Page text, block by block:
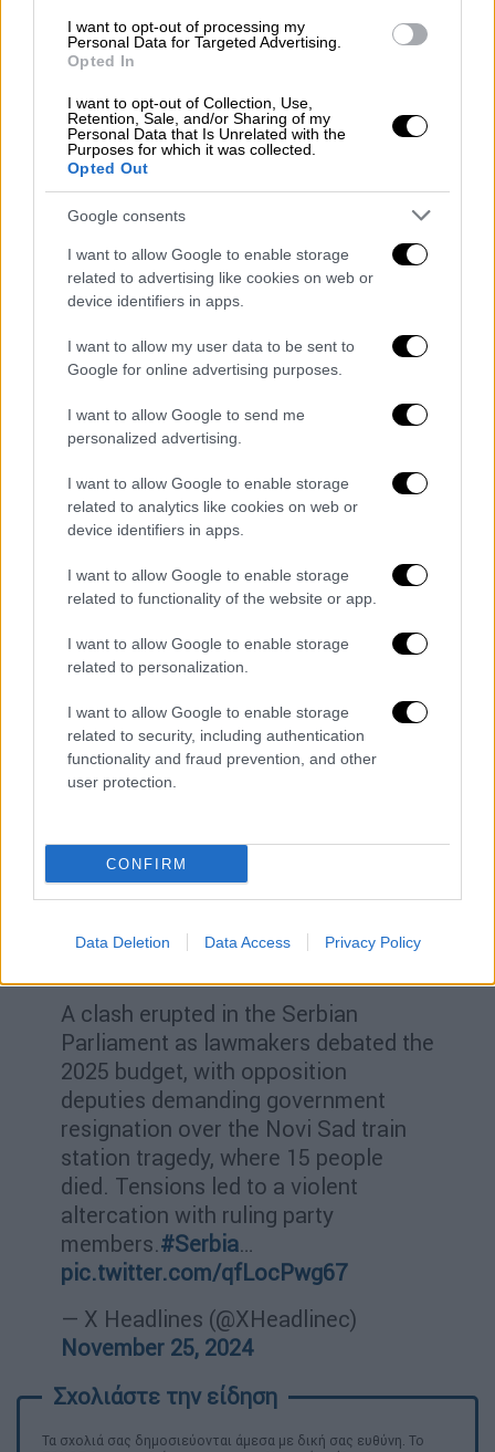
I want to opt-out of processing my
Personal Data for Targeted Advertising.
Opted In
I want to opt-out of Collection, Use,
Retention, Sale, and/or Sharing of my
Personal Data that Is Unrelated with the
Purposes for which it was collected.
Opted Out
Google consents
I want to allow Google to enable storage
related to advertising like cookies on web or
device identifiers in apps.
I want to allow my user data to be sent to
Google for online advertising purposes.
I want to allow Google to send me
personalized advertising.
I want to allow Google to enable storage
related to analytics like cookies on web or
device identifiers in apps.
I want to allow Google to enable storage
related to functionality of the website or app.
I want to allow Google to enable storage
related to personalization.
I want to allow Google to enable storage
related to security, including authentication
functionality and fraud prevention, and other
user protection.
CONFIRM
Data Deletion Data Access Privacy Policy
as government and opposition clash!
🔥
Opposition demands PM Vučević's
resignation over Novi Sad tragedy,
accusing the govt of corruption and
negligence. Protests escalate with
on your hands."#Serbia …
pic.twitter.com/Xp3VLeXxEo
— RKS NEWS (@RksNews)
November 25, 2024
«Η Σερβία δεν θα σταματήσει»
σε συνέντευξη Τύπου
αποκάλεσε πραξικόπημα τηναπόφασητης
προέδρου της Βουλής.
Ο πρόεδρος της Δημοκρατίας Αλεξάνταρ
Βούτσιτς με ανάρτησή του στο Instagram
προσπαθεί να τρομοκρατήσει τους πολίτες.
της αντιπολίτευσης ήταν νααποτρέψουν
ψήφιση τουπροϋπολογισμού«για να
εμποδίσουντους συνταξιούχους να λάβουν
μισθούςτους».
«Δεν θα τουςπεράσει. Η Σερβία δεν θα
σταματήσει!» καταλήγει στην ανάρτησή του
A clash erupted in the Serbian
Parliament as lawmakers debated the
2025 budget, with opposition
deputies demanding government
resignation over the Novi Sad train
station tragedy, where 15 people
died. Tensions led to a violent
altercation with ruling party
members.#Serbia…
pic.twitter.com/qfLocPwg67
— X Headlines (@XHeadlinec)
November 25, 2024
Τα σχολιά σας δημοσιεύονται άμεσα με δική σας ευθύνη. Το